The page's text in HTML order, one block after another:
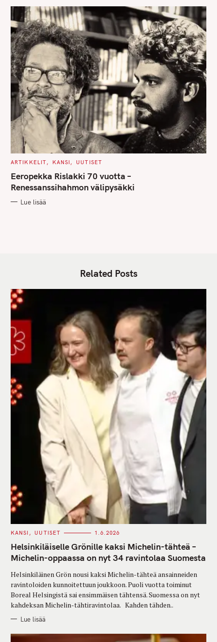
S
C
T
E
G
O
I
ARTIKKELIT KANSI UUTISET
Eeropekka Rislakki 70 vuotta –
Renessanssihahmon välipysäkki
Lue lisää
Related Posts
C
T
E
G
O
I
E
S
KANSI UUTISET 1.6.2026
Helsinkiläiselle Grönille kaksi Michelin-tähteä –
Michelin-oppaassa on nyt 34 ravintolaa Suomesta
Helsinkiläinen Grön nousi kaksi Michelin-tähteä ansainneiden
ravintoloiden kunnoitettuun joukkoon. Puoli vuotta toiminut
Boreal Helsingistä sai ensimmäisen tähtensä. Suomessa on nyt
kahdeksan Michelin-tähtiravintolaa. Kahden tähden..
Lue lisää